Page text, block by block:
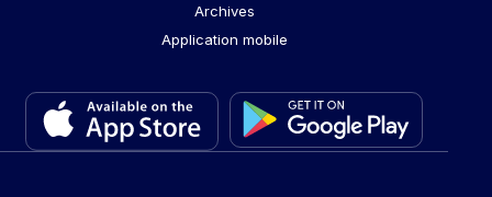
Archives
Application mobile